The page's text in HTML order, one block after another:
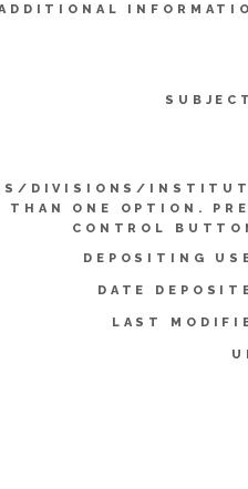
DIVISIONS/
THAN ONE OPTION.
CONTROL
DEPOSITING
DATE
LAST